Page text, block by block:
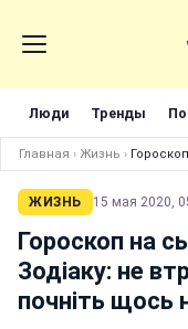
Люди Тренды
Главная › Жизнь ›
ЖИЗНЬ 15 мая 2020,
Гороскоп на
Зодіаку: не
почніть щось